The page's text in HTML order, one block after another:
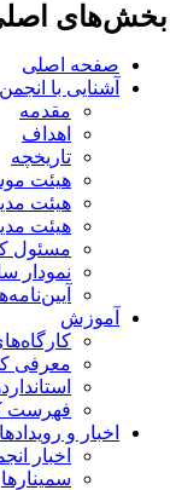
صفحه اصلی
آشنایی با انجمن
مقدمه
اهداف
تاریخچه
هیئت
هیئت
هیئت
مسئول
نمودار
آیین‌نامه‌ها
آموزش
معرفی
استانداردها
فهرست
اخبار و رویدادها
اخبار
سمینارها